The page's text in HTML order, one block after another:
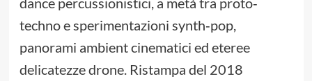
techno e sperimentazioni synth‐pop,
panorami ambient cinematici ed eteree
delicatezze drone. Ristampa del 2018